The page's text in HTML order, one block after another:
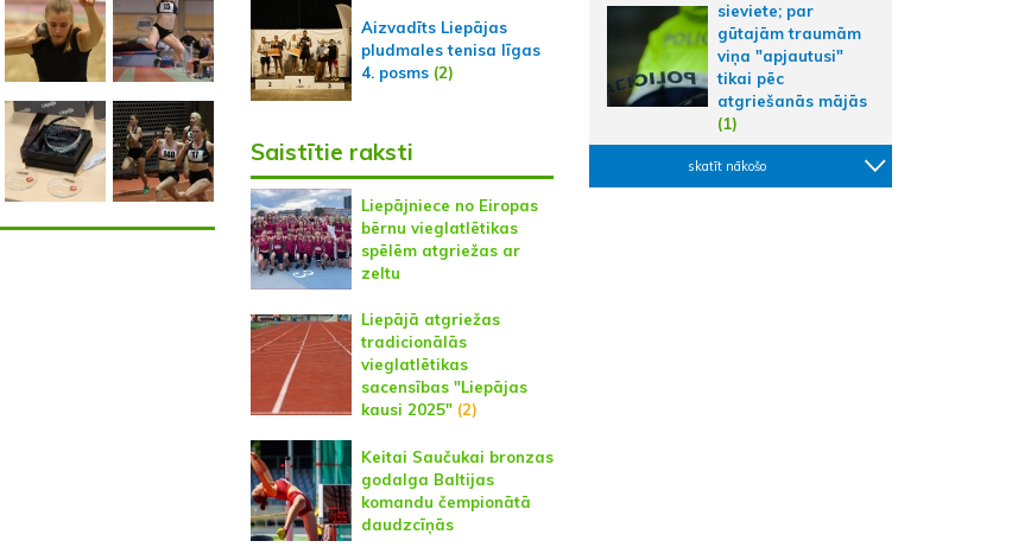
Aizvadīts Liepājas
pludmales tenisa līgas
4. posms(2)
Saistītie raksti
Liepājniece no Eiropas
bērnu vieglatlētikas
spēlēm atgriežas ar
zeltu
Liepājā atgriežas
tradicionālās
vieglatlētikas
sacensības "Liepājas
kausi 2025"(2)
Keitai Saučukai bronzas
godalga Baltijas
komandu čempionātā
daudzcīņās
sieviete; par
gūtajām traumām
viņa "apjautusi"
tikai pēc
atgriešanās mājās
(1)
skatīt nākošo